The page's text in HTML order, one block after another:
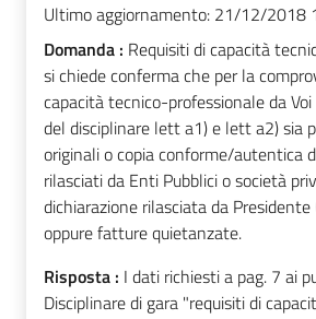
Ultimo aggiornamento: 21/12/2018
Domanda : Requisiti di capacità
si chiede conferma che per la
capacità tecnico-professionale da
del disciplinare lett a1) e lett a2) sia
originali o copia conforme/autentica
rilasciati da Enti Pubblici o società
dichiarazione rilasciata da
oppure fatture quietanzate.
Risposta : I dati richiesti a pag. 7 ai
Disciplinare di gara "requisiti di